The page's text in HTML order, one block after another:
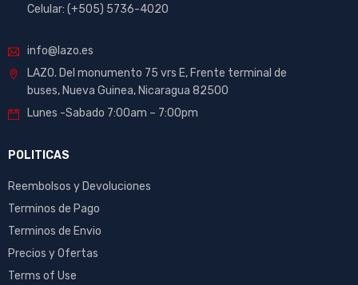
Celular: (+505) 5736-4020
info@lazo.es
LAZO. Del monumento 75 vrs E, Frente terminal de
buses, Nueva Guinea, Nicaragua 82500
Lunes -Sabado 7:00am – 7:00pm
POLITICAS
Reembolsos y Devoluciones
Terminos de Pago
Terminos de Envio
Precios y Ofertas
Terms of Use